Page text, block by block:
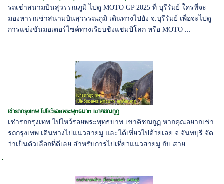
รถเช่าสนามบินสุวรรณภูมิ ไปดู MOTO GP 2025 ที่ บุรีรัมย์ ใครที่จะ
มองหารถเช่าสนามบินสุวรรณภูมิ เดินทางไปยัง จ.บุรีรัมย์ เพื่อจะไปดู
การแข่งขันมอเตอร์ไซค์ทางเรียบชิงแชมป์โลก หรือ MOTO ...
เช่ารถกรุงเทพ ไปไหว้รอยพระพุทธบาท เขาคิชฌกูฏ
เช่ารถกรุงเทพ ไปไหว้รอยพระพุทธบาท เขาคิชฌกูฏ หากคุณอยากเช่า
รถกรุงเทพ เดินทางไปแนวสายมู และได้เที่ยวไปด้วยเลย จ.จันทบุรี จัด
ว่าเป็นตัวเลือกที่ดีเลย สำหรับการไปเที่ยวแนวสายมู กับ สาย...